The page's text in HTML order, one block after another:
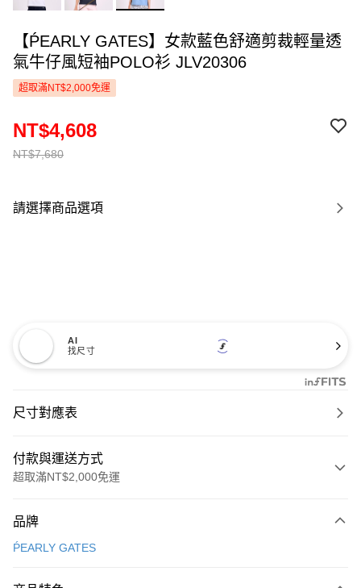
【ṔEARLY GATES】女款藍色舒適剪裁輕量透
氣牛仔風短袖POLO衫 JLV20306
超取滿NT$2,000免運
NT$7,680
NT$4,608
請選擇商品選項
AI
找尺寸
尺寸對應表
付款與運送方式
超取滿NT$2,000免運
信用卡一次付款
品牌
ṔEARLY GATES